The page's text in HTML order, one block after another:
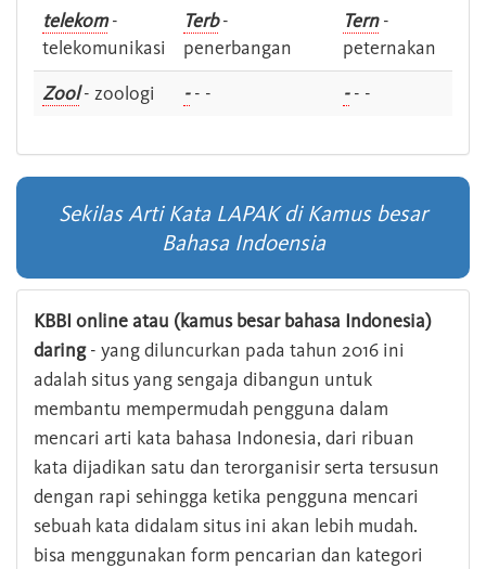
telekom-
telekomunikasi
Terb-
penerbangan
Tern-
peternakan
Zool- zoologi -- - -- -
Sekilas Arti Kata LAPAK di Kamus besar
Bahasa Indoensia
KBBI online atau (kamus besar bahasa Indonesia)
daring- yang diluncurkan pada tahun 2016 ini
adalah situs yang sengaja dibangun untuk
membantu mempermudah pengguna dalam
mencari arti kata bahasa Indonesia, dari ribuan
kata dijadikan satu dan terorganisir serta tersusun
dengan rapi sehingga ketika pengguna mencari
sebuah kata didalam situs ini akan lebih mudah.
bisa menggunakan form pencarian dan kategori